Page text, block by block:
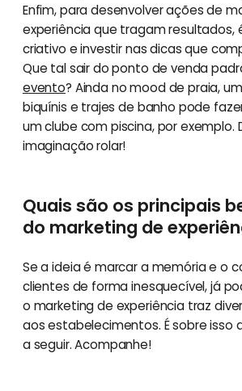
Enfim, para desenvolver ações de
experiência que tragam resultados,
criativo e investir nas dicas que
Que tal sair do ponto de venda
evento? Ainda no mood de praia,
biquínis e trajes de banho pode
um clube com piscina, por exemplo.
imaginação rolar!
Quais são os principais
do marketing de
Se a ideia é marcar a memória e o
clientes de forma inesquecível, já
o marketing de experiência traz
aos estabelecimentos. É sobre isso
a seguir. Acompanhe!